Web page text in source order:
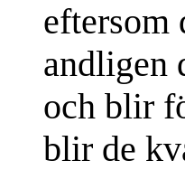
eftersom
andligen
och blir
blir de